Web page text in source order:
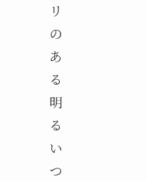
リ
の
あ
る
明
る
い
つ